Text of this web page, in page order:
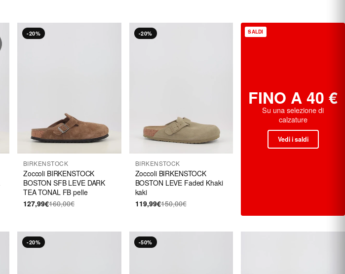
-20%
BIRKENSTOCK
Zoccoli BIRKENSTOCK
BOSTON SFB LEVE DARK
TEA TONAL FB pelle
127,99€160,00€
-20%
BIRKENSTOCK
Zoccoli BIRKENSTOCK
BOSTON LEVE Faded Khaki
kaki
119,99€150,00€
SALDI
FINO A 40 €
Su una selezione di
calzature
Vedi i saldi
-20% -50%